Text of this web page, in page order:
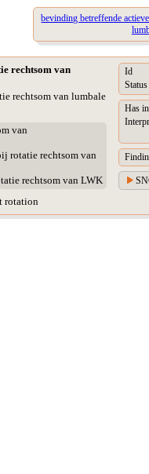
bevinding betreffende
rechtsom van
rechtsom van lumbale
van
rotatie rechtsom van
rechtsom van LWK
rotation
Id
Status
Has